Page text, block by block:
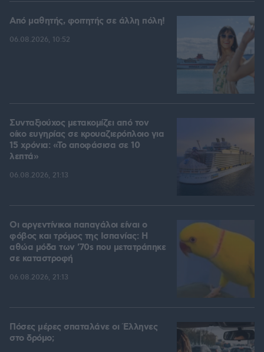
Από μαθητής, φοιτητής σε άλλη πόλη!
06.08.2026, 10:52
Συνταξιούχος μετακομίζει από τον
οίκο ευγηρίας σε κρουαζιερόπλοιο για
15 χρόνια: «Το αποφάσισα σε 10
λεπτά»
06.08.2026, 21:13
Οι αργεντίνικοι παπαγάλοι είναι ο
φόβος και τρόμος της Ισπανίας: Η
αθώα μόδα των '70s που μετατράπηκε
σε καταστροφή
06.08.2026, 21:13
Πόσες μέρες σπαταλάνε οι Έλληνες
στο δρόμο;